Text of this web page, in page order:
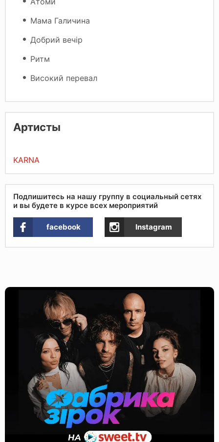
Мама Галичина
Добрий вечір
Ритм
Високий перевал
Артисты
KARNA
Подпишитесь на нашу группу в социальный сетях
и вы будете в курсе всех мероприятий
facebook Instagram